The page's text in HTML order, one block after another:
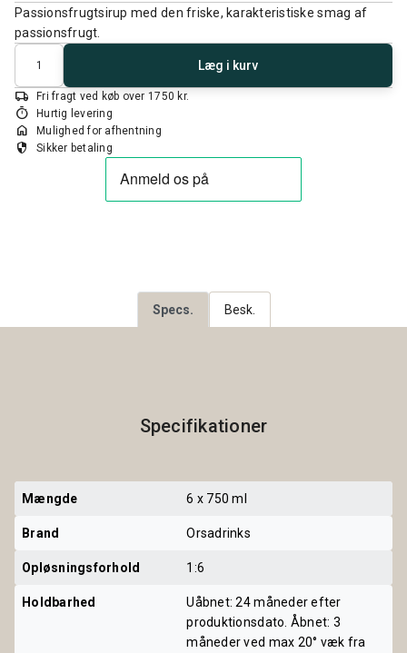
Passionsfrugtsirup med den friske, karakteristiske smag af
passionsfrugt.
Antal
Læg i kurv
local_shipping Fri fragt ved køb over 1750 kr.
timer Hurtig levering
home Mulighed for afhentning
security Sikker betaling
Specs. Besk.
Specifikationer
Mængde 6 x 750 ml
Brand Orsadrinks
Opløsningsforhold 1:6
Holdbarhed
Uåbnet: 24 måneder efter
produktionsdato. Åbnet: 3
måneder ved max 20° væk fra